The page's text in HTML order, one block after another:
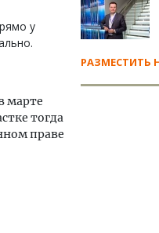
у
марте
тогда
праве
РАЗМЕСТИТЬ